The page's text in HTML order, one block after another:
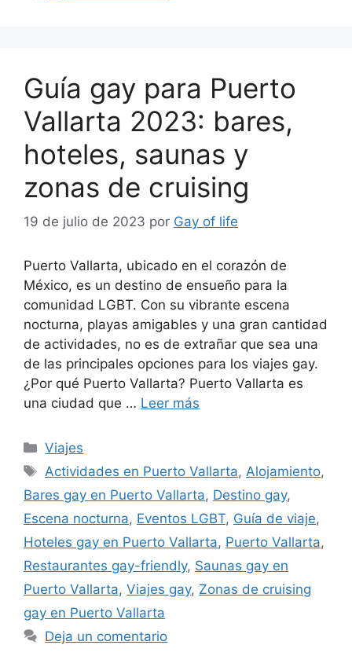
Guía gay para Puerto
Vallarta 2023: bares,
hoteles, saunas y
zonas de cruising
19 de julio de 2023 por Gay of life
Puerto Vallarta, ubicado en el corazón de
México, es un destino de ensueño para la
comunidad LGBT. Con su vibrante escena
nocturna, playas amigables y una gran cantidad
de actividades, no es de extrañar que sea una
de las principales opciones para los viajes gay.
¿Por qué Puerto Vallarta? Puerto Vallarta es
una ciudad que … Leer más
Categorías
Viajes
Etiquetas
Actividades en Puerto Vallarta, Alojamiento,
Bares gay en Puerto Vallarta, Destino gay,
Escena nocturna, Eventos LGBT, Guía de viaje,
Hoteles gay en Puerto Vallarta, Puerto Vallarta,
Restaurantes gay-friendly, Saunas gay en
Puerto Vallarta, Viajes gay, Zonas de cruising
gay en Puerto Vallarta
Deja un comentario